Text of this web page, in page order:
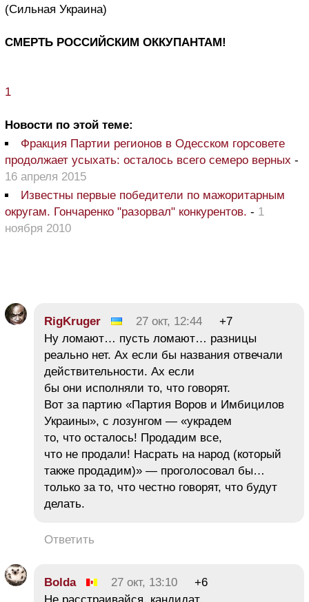
(Сильная Украина)
СМЕРТЬ РОССИЙСКИМ ОККУПАНТАМ!
1
Новости по этой теме:
Фракция Партии регионов в Одесском горсовете
продолжает усыхать: осталось всего семеро верных -
16 апреля 2015
Известны первые победители по мажоритарным
округам. Гончаренко "разорвал" конкурентов. - 1
ноября 2010
RigKruger 27 окт, 12:44
+7
Ну ломают… пусть ломают… разницы
реально нет. Ах если бы названия отвечали
действительности. Ах если
бы они исполняли то, что говорят.
Вот за партию «Партия Воров и Имбицилов
Украины», с лозунгом — «украдем
то, что осталось! Продадим все,
что не продали! Насрать на народ (который
также продадим)» — проголосовал бы…
только за то, что честно говорят, что будут
делать.
Ответить
Bolda 27 окт, 13:10
+6
Не расстраивайся, кандидат,